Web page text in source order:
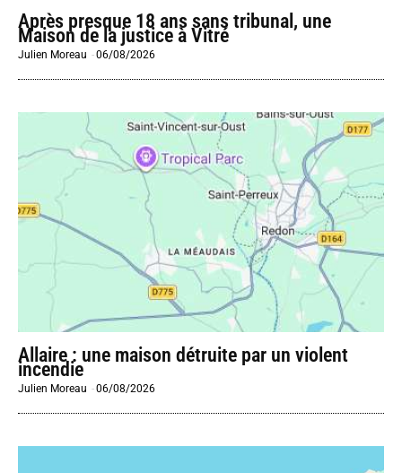
Après presque 18 ans sans tribunal, une
Maison de la justice à Vitré
Julien Moreau -06/08/2026
Allaire : une maison détruite par un violent
incendie
Julien Moreau -06/08/2026